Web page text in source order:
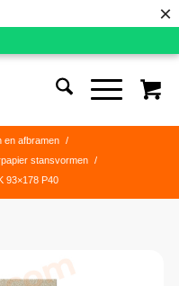
×
en afbramen
/
stansvormen
/
93×178 P40